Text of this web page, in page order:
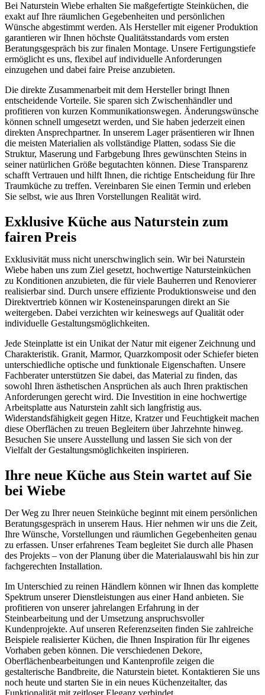
Bei Naturstein Wiebe erhalten Sie maßgefertigte Steinküchen, die
exakt auf Ihre räumlichen Gegebenheiten und persönlichen
Wünsche abgestimmt werden. Als Hersteller mit eigener Produktion
garantieren wir Ihnen höchste Qualitätsstandards vom ersten
Beratungsgespräch bis zur finalen Montage. Unsere Fertigungstiefe
ermöglicht es uns, flexibel auf individuelle Anforderungen
einzugehen und dabei faire Preise anzubieten.
Die direkte Zusammenarbeit mit dem Hersteller bringt Ihnen
entscheidende Vorteile. Sie sparen sich Zwischenhändler und
profitieren von kurzen Kommunikationswegen. Änderungswünsche
können schnell umgesetzt werden, und Sie haben jederzeit einen
direkten Ansprechpartner. In unserem Lager präsentieren wir Ihnen
die meisten Materialien als vollständige Platten, sodass Sie die
Struktur, Maserung und Farbgebung Ihres gewünschten Steins in
seiner natürlichen Größe begutachten können. Diese Transparenz
schafft Vertrauen und hilft Ihnen, die richtige Entscheidung für Ihre
Traumküche zu treffen. Vereinbaren Sie einen Termin und erleben
Sie selbst, wie aus Ihren Vorstellungen Realität wird.
Exklusive Küche aus Naturstein zum
fairen Preis
Exklusivität muss nicht unerschwinglich sein. Wir bei Naturstein
Wiebe haben uns zum Ziel gesetzt, hochwertige Natursteinküchen
zu Konditionen anzubieten, die für viele Bauherren und Renovierer
realisierbar sind. Durch unsere effiziente Produktionsweise und den
Direktvertrieb können wir Kosteneinsparungen direkt an Sie
weitergeben. Dabei verzichten wir keineswegs auf Qualität oder
individuelle Gestaltungsmöglichkeiten.
Jede Steinplatte ist ein Unikat der Natur mit eigener Zeichnung und
Charakteristik. Granit, Marmor, Quarzkomposit oder Schiefer bieten
unterschiedliche optische und funktionale Eigenschaften. Unsere
Fachberater unterstützen Sie dabei, das Material zu finden, das
sowohl Ihren ästhetischen Ansprüchen als auch Ihren praktischen
Anforderungen gerecht wird. Die Investition in eine hochwertige
Arbeitsplatte aus Naturstein zahlt sich langfristig aus.
Widerstandsfähigkeit gegen Hitze, Kratzer und Feuchtigkeit machen
diese Oberflächen zu treuen Begleitern über Jahrzehnte hinweg.
Besuchen Sie unsere Ausstellung und lassen Sie sich von der
Vielfalt der Gestaltungsmöglichkeiten inspirieren.
Ihre neue Küche aus Stein wartet auf Sie
bei Wiebe
Der Weg zu Ihrer neuen Steinküche beginnt mit einem persönlichen
Beratungsgespräch in unserem Haus. Hier nehmen wir uns die Zeit,
Ihre Wünsche, Vorstellungen und räumlichen Gegebenheiten genau
zu erfassen. Unser erfahrenes Team begleitet Sie durch alle Phasen
des Projekts – von der Planung über die Materialauswahl bis hin zur
fachgerechten Installation.
Im Unterschied zu reinen Händlern können wir Ihnen das komplette
Spektrum unserer Dienstleistungen aus einer Hand anbieten. Sie
profitieren von unserer jahrelangen Erfahrung in der
Steinbearbeitung und der Umsetzung anspruchsvoller
Kundenprojekte. Auf unseren Referenzseiten finden Sie zahlreiche
Beispiele realisierter Küchen, die Ihnen Inspiration für Ihr eigenes
Vorhaben geben können. Die verschiedenen Dekore,
Oberflächenbearbeitungen und Kantenprofile zeigen die
gestalterische Bandbreite, die Naturstein bietet. Kontaktieren Sie uns
noch heute und starten Sie in ein neues Küchenzeitalter, das